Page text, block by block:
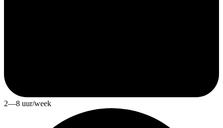
2—8 uur/week